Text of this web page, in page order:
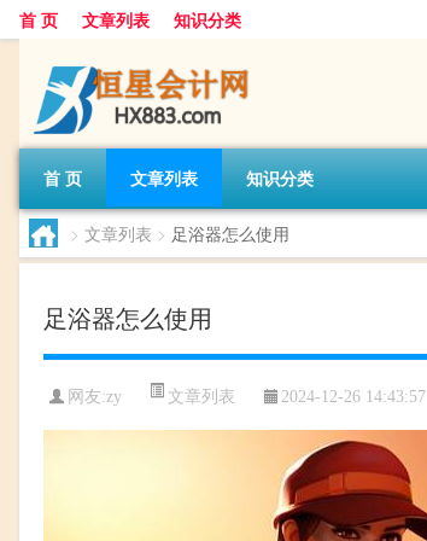
首 页 文章列表 知识分类
首 页 文章列表 知识分类
> 文章列表 > 足浴器怎么使用
足浴器怎么使用
网友:zy 文章列表 2024-12-26 14:43:57